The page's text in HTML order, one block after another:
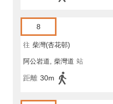
8
往 柴灣(杏花邨)
阿公岩道, 柴灣道 站
距離 30m